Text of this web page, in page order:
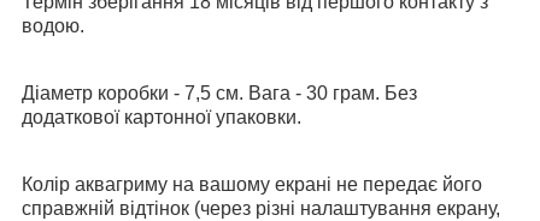
водою.
Діаметр коробки - 7,5 см. Вага - 30 грам. Без
додаткової картонної упаковки.
Колір аквагриму на вашому екрані не передає його
справжній відтінок (через різні налаштування екрану,